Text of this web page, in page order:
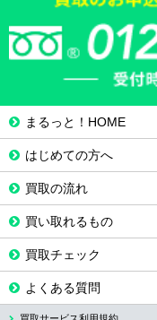
まるっと！HOME
はじめての方へ
買取の流れ
買い取れるもの
買取チェック
よくある質問